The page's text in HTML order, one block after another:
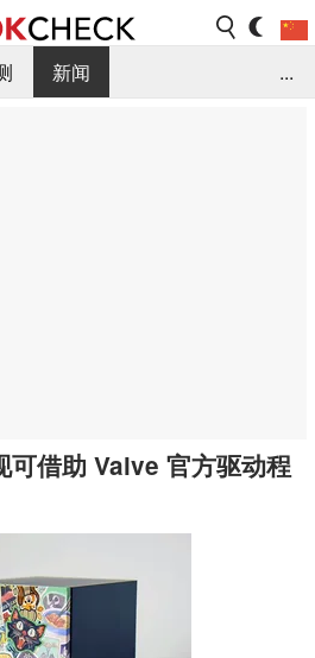
新闻
...
借助 Valve 官方驱动程